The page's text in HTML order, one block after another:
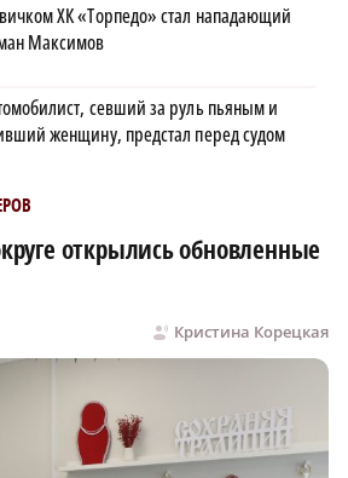
ХК «Торпедо» стал нападающий
Максимов
севший за руль пьяным и
женщину, предстал перед судом
открылись обновленные
Кристина Корецкая